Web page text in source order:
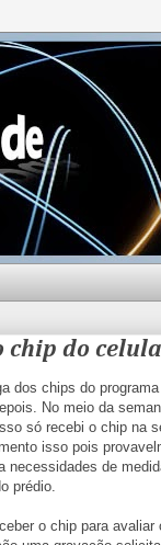
chip do
dos chips do
No meio da
só recebi o chip na
isso pois
necessidades de
prédio.
o chip para